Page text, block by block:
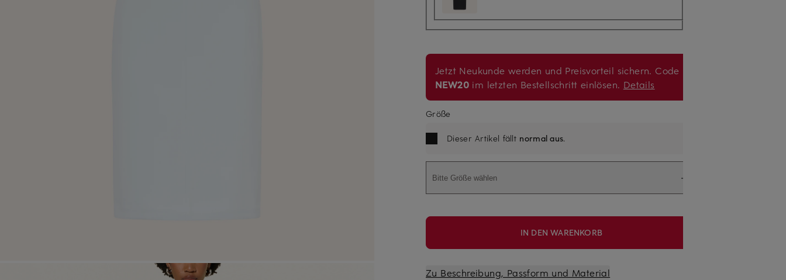
Jetzt Neukunde werden und Preisvorteil sichern. Code
NEW20 im letzten Bestellschritt einlösen. Details
Größe
Dieser Artikel fällt normal aus.
Bitte Größe wählen
IN DEN WARENKORB
Zu Beschreibung, Passform und Material